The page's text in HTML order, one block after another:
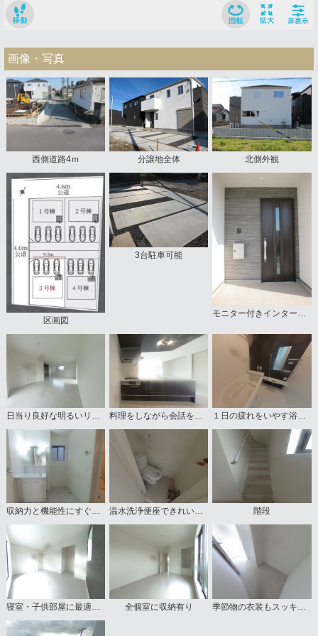
画像・写真
西側道路4ｍ 分譲地全体 北側外観
区画図
3台駐車可能
日当り良好な明るいリビング 料理をしながら会話を楽しめる対面キッチン １日の疲れをいやす浴室は1坪以上
収納力と機能性にすぐれた洗面台 温水洗浄便座できれいさっぱり 階段
全個室に収納有り